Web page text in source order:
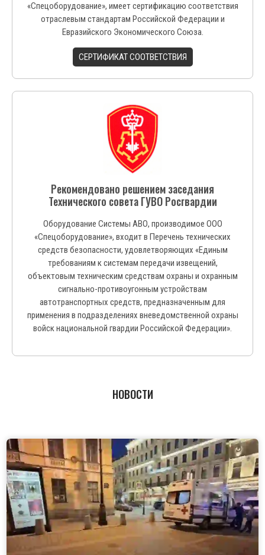
«Спецоборудование», имеет сертификацию соответствия
отраслевым стандартам Российской Федерации и
Евразийского Экономического Союза.
СЕРТИФИКАТ СООТВЕТСТВИЯ
Рекомендовано решением заседания
Технического совета ГУВО Росгвардии
Оборудование Системы АВО, производимое ООО
«Спецоборудование», входит в Перечень технических
средств безопасности, удовлетворяющих «Единым
требованиям к системам передачи извещений,
объектовым техническим средствам охраны и охранным
сигнально-противоугонным устройствам
автотранспортных средств, предназначенным для
применения в подразделениях вневедомственной охраны
войск национальной гвардии Российской Федерации».
НОВОСТИ